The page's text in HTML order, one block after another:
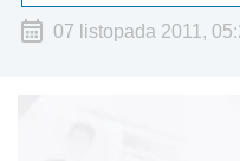
07 listopada 2011,